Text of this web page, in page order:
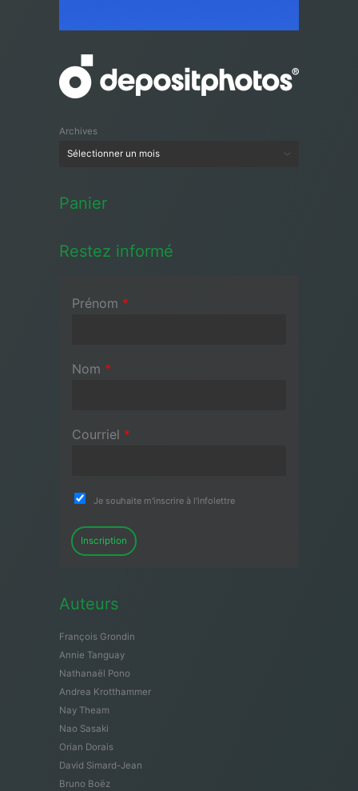
Archives
Panier
Restez informé
Prénom *
Nom *
Courriel *
Je souhaite m'inscrire à l'infolettre
Inscription
Auteurs
François Grondin
Annie Tanguay
Nathanaël Pono
Andrea Krotthammer
Nay Theam
Nao Sasaki
Orian Dorais
David Simard-Jean
Bruno Boëz